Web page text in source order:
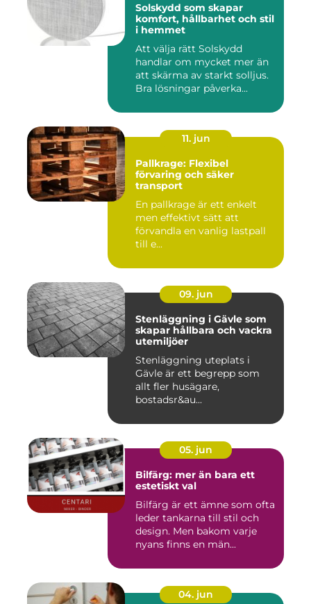
Solskydd som skapar
komfort, hållbarhet och stil
i hemmet
Att välja rätt Solskydd
handlar om mycket mer än
att skärma av starkt solljus.
Bra lösningar påverka...
11. jun
Pallkrage: Flexibel
förvaring och säker
transport
En pallkrage är ett enkelt
men effektivt sätt att
förvandla en vanlig lastpall
till e...
09. jun
Stenläggning i Gävle som
skapar hållbara och vackra
utemiljöer
Stenläggning uteplats i
Gävle är ett begrepp som
allt fler husägare,
bostadsr&au...
05. jun
Bilfärg: mer än bara ett
estetiskt val
Bilfärg är ett ämne som ofta
leder tankarna till stil och
design. Men bakom varje
nyans finns en män...
04. jun